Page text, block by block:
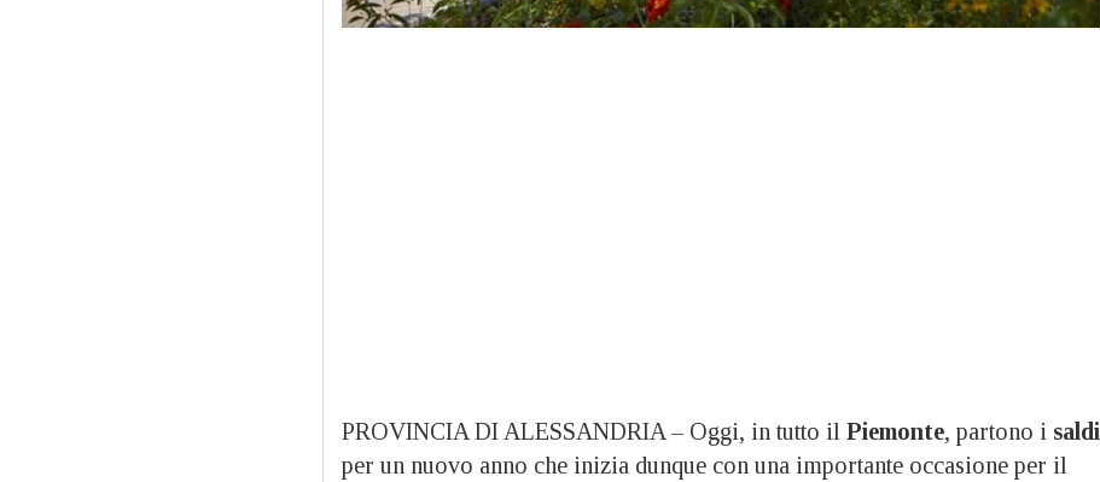
PROVINCIA DI ALESSANDRIA – Oggi, in tutto il Piemonte, partono i saldi
per un nuovo anno che inizia dunque con una importante occasione per il